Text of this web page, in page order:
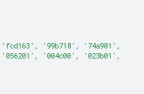
'fcd163' , '99b718' , '74a901' ,
'056201' , '004c00' , '023b01' ,